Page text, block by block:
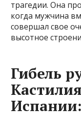
трагедии. Она
когда мужчина
совершал свое
высотное
Гибель